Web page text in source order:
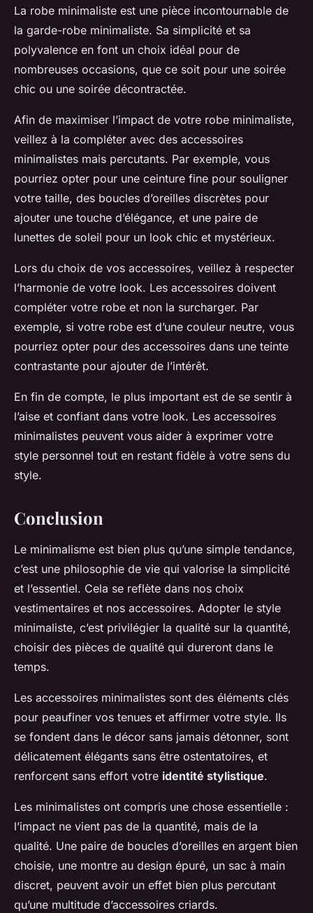
La robe minimaliste est une pièce incontournable de
la garde-robe minimaliste. Sa simplicité et sa
polyvalence en font un choix idéal pour de
nombreuses occasions, que ce soit pour une soirée
chic ou une soirée décontractée.
Afin de maximiser l’impact de votre robe minimaliste,
veillez à la compléter avec des accessoires
minimalistes mais percutants. Par exemple, vous
pourriez opter pour une ceinture fine pour souligner
votre taille, des boucles d’oreilles discrètes pour
ajouter une touche d’élégance, et une paire de
lunettes de soleil pour un look chic et mystérieux.
Lors du choix de vos accessoires, veillez à respecter
l’harmonie de votre look. Les accessoires doivent
compléter votre robe et non la surcharger. Par
exemple, si votre robe est d’une couleur neutre, vous
pourriez opter pour des accessoires dans une teinte
contrastante pour ajouter de l’intérêt.
En fin de compte, le plus important est de se sentir à
l’aise et confiant dans votre look. Les accessoires
minimalistes peuvent vous aider à exprimer votre
style personnel tout en restant fidèle à votre sens du
style.
Conclusion
Le minimalisme est bien plus qu’une simple tendance,
c’est une philosophie de vie qui valorise la simplicité
et l’essentiel. Cela se reflète dans nos choix
vestimentaires et nos accessoires. Adopter le style
minimaliste, c’est privilégier la qualité sur la quantité,
choisir des pièces de qualité qui dureront dans le
temps.
Les accessoires minimalistes sont des éléments clés
pour peaufiner vos tenues et affirmer votre style. Ils
se fondent dans le décor sans jamais détonner, sont
délicatement élégants sans être ostentatoires, et
renforcent sans effort votre identité stylistique.
Les minimalistes ont compris une chose essentielle :
l’impact ne vient pas de la quantité, mais de la
qualité. Une paire de boucles d’oreilles en argent bien
choisie, une montre au design épuré, un sac à main
discret, peuvent avoir un effet bien plus percutant
qu’une multitude d’accessoires criards.